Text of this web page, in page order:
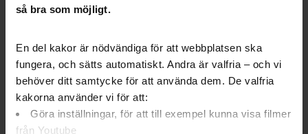
så bra som möjligt.
En del kakor är nödvändiga för att webbplatsen ska
fungera, och sätts automatiskt. Andra är valfria – och vi
behöver ditt samtycke för att använda dem. De valfria
kakorna använder vi för att:
Göra inställningar, för att till exempel kunna visa filmer
från Youtube
deltagande i aktiviteter, event
användas för att följa upp,
utvärdera och vidareutveckla
våra aktiviteter och vårt stöd,
samt för att kommunicera med
deltagare inför och efter
genomförda aktiviteter.
yrkesroll, organisation,
arbetsplats, sektor